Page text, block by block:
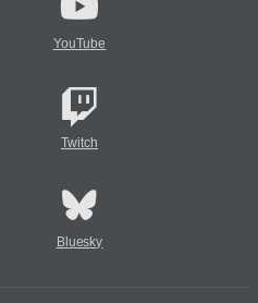
YouTube
Twitch
Bluesky